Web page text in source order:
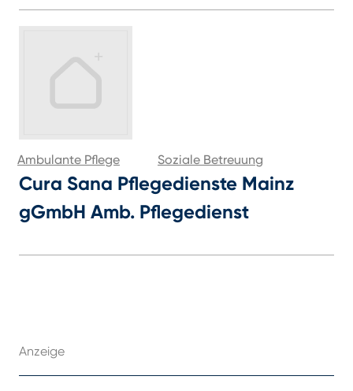
Ambulante Pflege Soziale Betreuung
Cura Sana Pflegedienste Mainz
gGmbH Amb. Pflegedienst
Anzeige